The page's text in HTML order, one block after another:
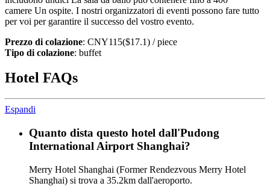
camere Un ospite. I nostri organizzatori di eventi possono fare tutto
per voi per garantire il successo del vostro evento.
Prezzo di colazione: CNY115($17.1) / piece
Tipo di colazione: buffet
Hotel FAQs
Espandi
Quanto dista questo hotel dall'Pudong
International Airport Shanghai?
Merry Hotel Shanghai (Former Rendezvous Merry Hotel
Shanghai) si trova a 35.2km dall'aeroporto.